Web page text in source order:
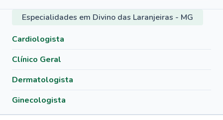
Especialidades em Divino das Laranjeiras - MG
Cardiologista
Clínico Geral
Dermatologista
Ginecologista